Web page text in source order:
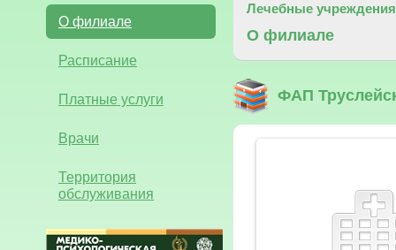
О филиале
Расписание
Платные услуги
Врачи
Территория
обслуживания
Лечебные учреждения
О филиале
ФАП